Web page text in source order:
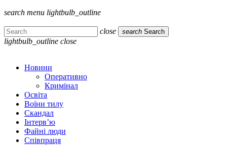
search menu lightbulb_outline
close search Search
lightbulb_outline close
Новини
Оперативно
Кримінал
Освіта
Воїни тилу
Скандал
Інтерв’ю
Файні люди
Співпраця